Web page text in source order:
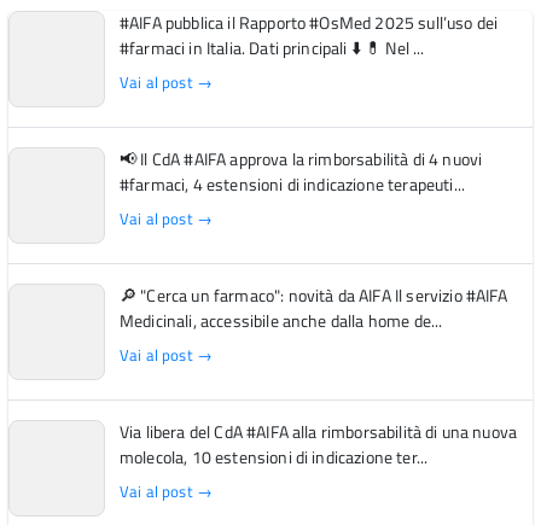
#AIFA pubblica il Rapporto #OsMed 2025 sull’uso dei
#farmaci in Italia. Dati principali ⬇️ 💊 Nel ...
Vai al post →
📢 Il CdA #AIFA approva la rimborsabilità di 4 nuovi
#farmaci, 4 estensioni di indicazione terapeuti...
Vai al post →
🔎 "Cerca un farmaco": novità da AIFA Il servizio #AIFA
Medicinali, accessibile anche dalla home de...
Vai al post →
Via libera del CdA #AIFA alla rimborsabilità di una nuova
molecola, 10 estensioni di indicazione ter...
Vai al post →